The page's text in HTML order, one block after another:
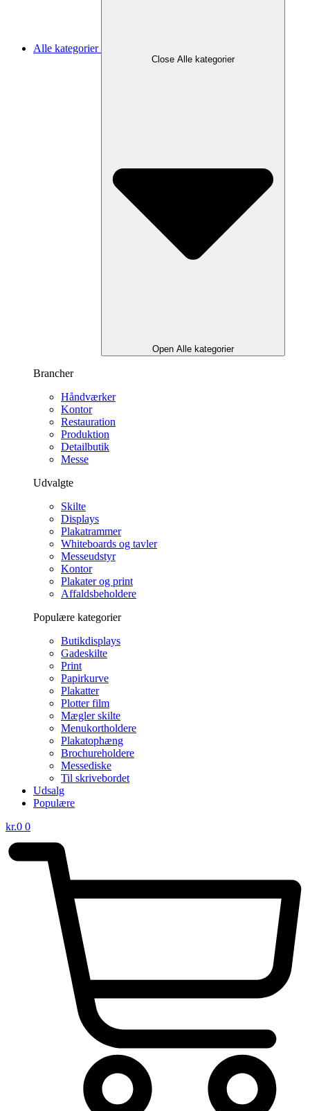
Alle kategorier
Close Alle kategorier
Open Alle kategorier
Brancher
Håndværker
Kontor
Restauration
Produktion
Detailbutik
Messe
Udvalgte
Skilte
Displays
Plakatrammer
Whiteboards og tavler
Messeudstyr
Kontor
Plakater og print
Affaldsbeholdere
Populære kategorier
Butikdisplays
Gadeskilte
Print
Papirkurve
Plakatter
Plotter film
Mægler skilte
Menukortholdere
Plakatophæng
Brochureholdere
Messediske
Til skrivebordet
Udsalg
Populære
kr.0 0